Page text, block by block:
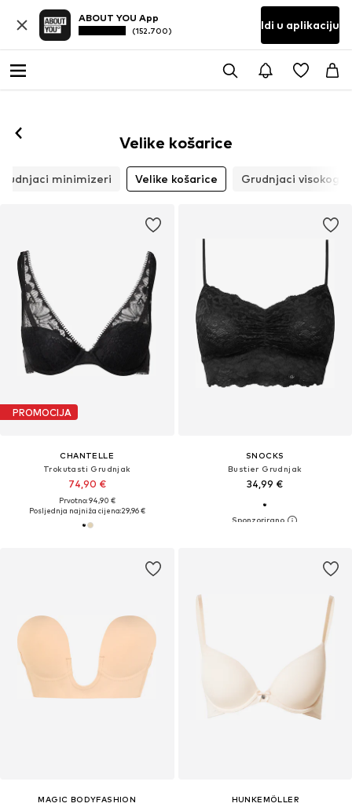
ABOUT YOU App
(152.700) Idi u aplikaciju
Velike košarice
minimizeri Velike košarice Grudnjaci visokog
PROMOCIJA
CHANTELLE
Trokutasti Grudnjak
74,90 €
Prvotno: 94,90 €
Posljednja najniža cijena:29,96 €
SNOCKS
Bustier Grudnjak
34,99 €
MAGIC BODYFASHION
HUNKEMÖLLER